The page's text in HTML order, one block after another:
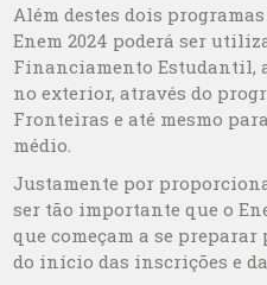
Além destes dois
Enem 2024 poderá ser
Financiamento Estudantil,
no exterior, através do
Fronteiras e até mesmo
médio.
Justamente por
ser tão importante que o
que começam a se
do início das inscrições e